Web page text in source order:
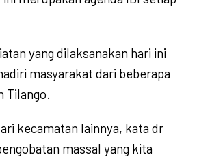
yang dilaksanakan hari ini
masyarakat dari beberapa
Tilango.
kecamatan lainnya, kata dr
massal yang kita